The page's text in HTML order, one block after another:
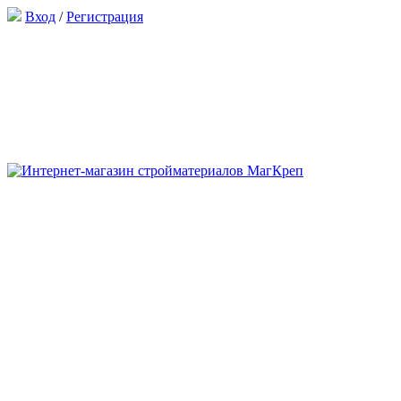
Вход /Регистрация